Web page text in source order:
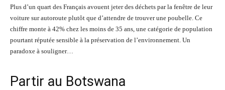
Plus d’un quart des Français avouent jeter des déchets par la fenêtre de leur
voiture sur autoroute plutôt que d’attendre de trouver une poubelle. Ce
chiffre monte à 42% chez les moins de 35 ans, une catégorie de population
pourtant réputée sensible à la préservation de l’environnement. Un
paradoxe à souligner…
Partir au Botswana